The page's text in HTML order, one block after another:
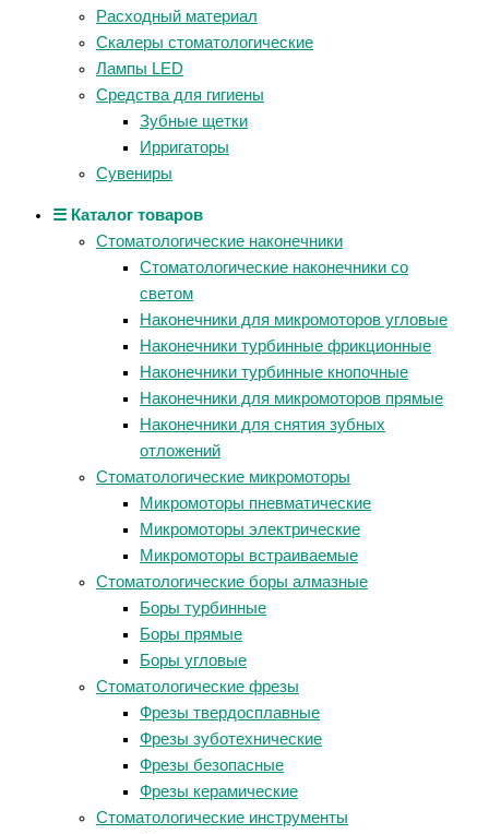
Расходный материал
Скалеры стоматологические
Лампы LED
Средства для гигиены
Зубные щетки
Ирригаторы
Сувениры
☰ Каталог товаров
Стоматологические наконечники
Стоматологические наконечники со
светом
Наконечники для микромоторов угловые
Наконечники турбинные фрикционные
Наконечники турбинные кнопочные
Наконечники для микромоторов прямые
Наконечники для снятия зубных
отложений
Стоматологические микромоторы
Микромоторы пневматические
Микромоторы электрические
Микромоторы встраиваемые
Стоматологические боры алмазные
Боры турбинные
Боры прямые
Боры угловые
Стоматологические фрезы
Фрезы твердосплавные
Фрезы зуботехнические
Фрезы безопасные
Фрезы керамические
Стоматологические инструменты